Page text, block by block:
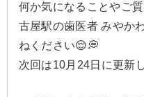
何か気になることやご
古屋駅の歯医者 みやか
ねください😌💭
次回は10月24日に更新